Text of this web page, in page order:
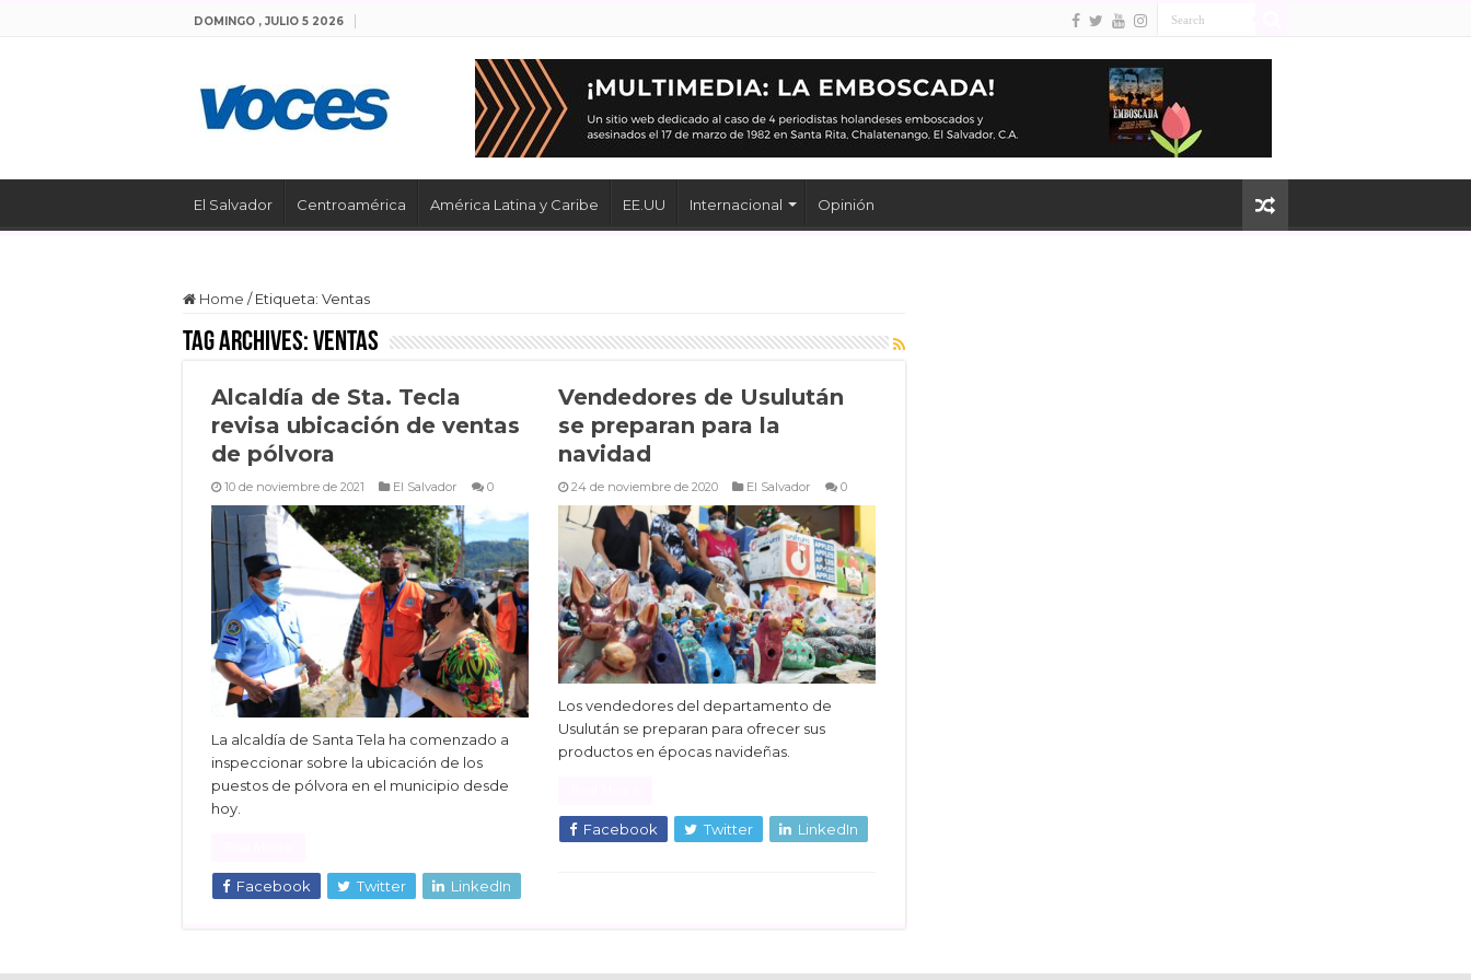
DOMINGO , JULIO 5 2026
El Salvador Centroamérica América Latina y Caribe EE.UU Internacional Opinión
Home / Etiqueta: Ventas
Tag Archives:Ventas
Alcaldía de Sta. Tecla
revisa ubicación de ventas
de pólvora
10 de noviembre de 2021 El Salvador 0
La alcaldía de Santa Tela ha comenzado a
inspeccionar sobre la ubicación de los
puestos de pólvora en el municipio desde
hoy.
Facebook Twitter LinkedIn
Vendedores de Usulután
se preparan para la
navidad
24 de noviembre de 2020 El Salvador 0
Los vendedores del departamento de
Usulután se preparan para ofrecer sus
productos en épocas navideñas.
Facebook Twitter LinkedIn